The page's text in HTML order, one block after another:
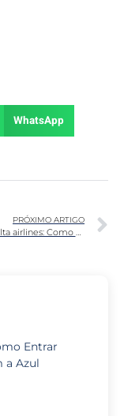
WhatsApp
PRÓXIMO ARTIGO
Telefone Delta airlines: Como Entrar em Contato com a Delta Airlines Brasil
Entrar
a Azul